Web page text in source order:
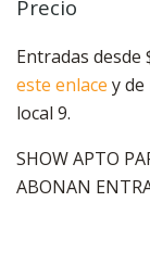
Precio
Entradas desde
este enlace y
local 9.
SHOW APTO
ABONAN